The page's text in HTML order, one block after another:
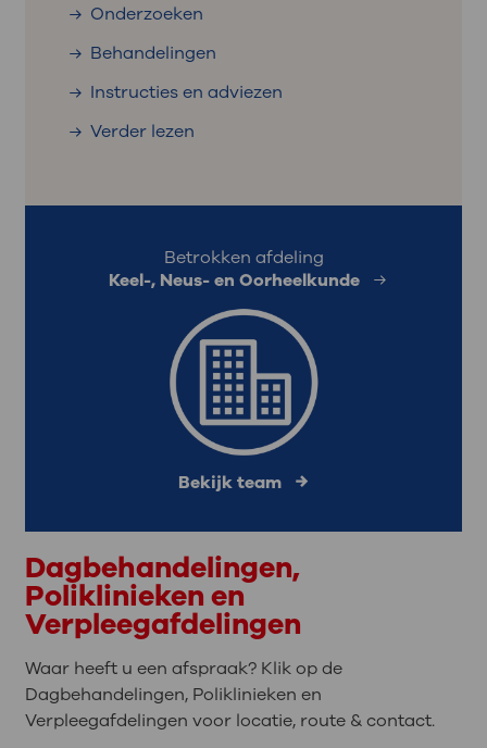
Onderzoeken
Behandelingen
Instructies en adviezen
Verder lezen
Betrokken afdeling
Keel-, Neus- en Oorheelkunde
Bekijk team
Dagbehandelingen,
Poliklinieken en
Verpleegafdelingen
Waar heeft u een afspraak? Klik op de
Dagbehandelingen, Poliklinieken en
Verpleegafdelingen voor locatie, route & contact.